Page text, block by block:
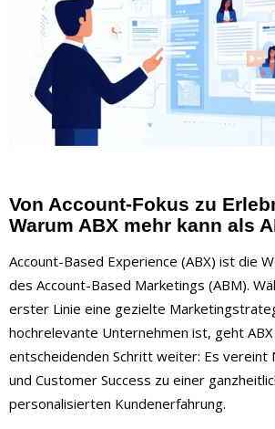
Von Account-Fokus zu
Warum ABX mehr kann als
Account-Based Experience (ABX) ist die
des Account-Based Marketings (ABM).
erster Linie eine gezielte
hochrelevante Unternehmen ist, geht
entscheidenden Schritt weiter: Es vereint
und Customer Success zu einer
personalisierten Kundenerfahrung.